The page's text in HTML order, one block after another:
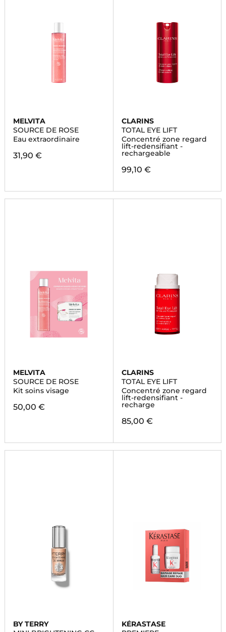
MELVITA
SOURCE DE ROSE
Eau extraordinaire
31,90 €
CLARINS
TOTAL EYE LIFT
Concentré zone regard
lift-redensifiant -
rechargeable
99,10 €
MELVITA
SOURCE DE ROSE
Kit soins visage
50,00 €
CLARINS
TOTAL EYE LIFT
Concentré zone regard
lift-redensifiant -
recharge
85,00 €
BY TERRY
KÉRASTASE